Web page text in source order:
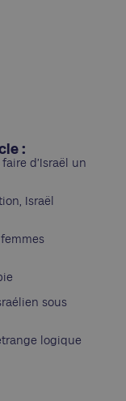
:
d’Israël un
Israël
sous
logique